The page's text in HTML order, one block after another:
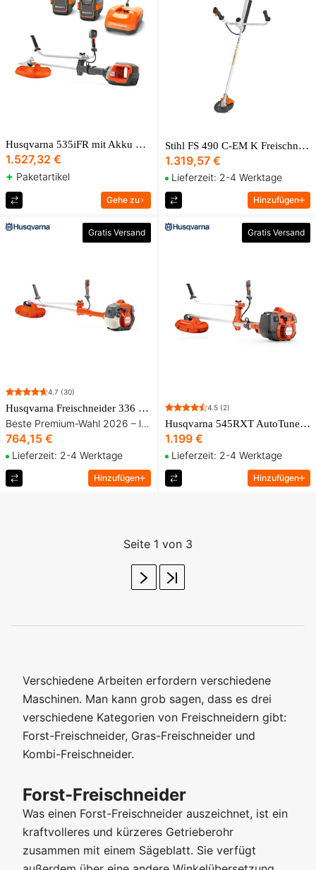
Husqvarna 535iFR mit Akku und Ladegerät
1.527,32 €
+ Paketartikel
Gehe zu
Stihl FS 490 C-EM K Freischneider
1.319,57 €
Lieferzeit: 2-4 Werktage
Hinzufügen
Gratis Versand
4.7 (30)
Husqvarna Freischneider 336 FR inkl. Gurt und drei Schneidaufsätzen
Beste Premium-Wahl 2026 – leichte Kombi-Freischneider für Gras, Gestrüpp und Waldrodung
764,15 €
Lieferzeit: 2-4 Werktage
Hinzufügen
Gratis Versand
4.5 (2)
Husqvarna 545RXT AutoTune™ Freischneider
1.199 €
Lieferzeit: 2-4 Werktage
Hinzufügen
Seite 1 von 3
Verschiedene Arbeiten erfordern verschiedene
Maschinen. Man kann grob sagen, dass es drei
verschiedene Kategorien von Freischneidern gibt:
Forst-Freischneider, Gras-Freischneider und
Kombi-Freischneider.
Forst-Freischneider
Was einen Forst-Freischneider auszeichnet, ist ein
kraftvolleres und kürzeres Getrieberohr
zusammen mit einem Sägeblatt. Sie verfügt